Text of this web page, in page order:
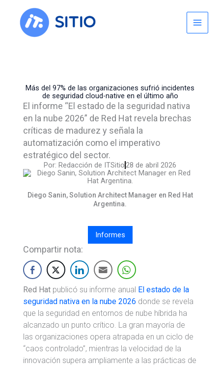
content
Más del 97% de las organizaciones sufrió incidentes
de seguridad cloud-native en el último año
El informe “El estado de la seguridad nativa
en la nube 2026” de Red Hat revela brechas
críticas de madurez y señala la
automatización como el imperativo
estratégico del sector.
Por: Redacción de ITSitio28 de abril 2026
Diego Sanin, Solution Architect Manager en Red Hat
Argentina.
Informes
Compartir nota:
Red Hat publicó su informe anual El estado de la
seguridad nativa en la nube 2026 donde se revela
que la seguridad en entornos de nube híbrida ha
alcanzado un punto crítico. La gran mayoría de
las organizaciones opera atrapada en un ciclo de
“caos controlado”, mientras la velocidad de la
innovación supera ampliamente a las prácticas de